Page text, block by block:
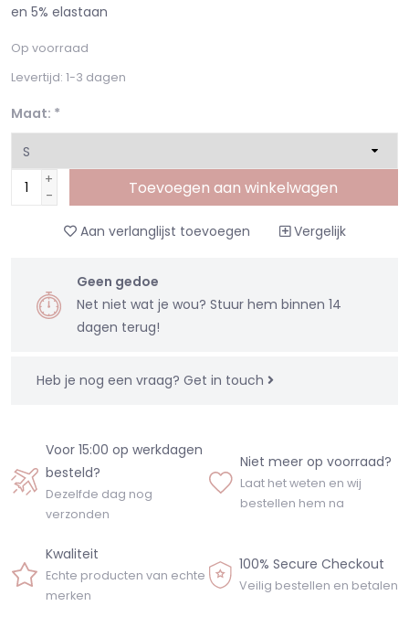
en 5% elastaan
Op voorraad
Levertijd: 1-3 dagen
Maat: *
+
-
Toevoegen aan winkelwagen
Aan verlanglijst toevoegen Vergelijk
Geen gedoe
Net niet wat je wou? Stuur hem binnen 14
dagen terug!
Heb je nog een vraag? Get in touch
Voor 15:00 op werkdagen
besteld?
Dezelfde dag nog
verzonden
Niet meer op voorraad?
Laat het weten en wij
bestellen hem na
Kwaliteit
Echte producten van echte
merken
100% Secure Checkout
Veilig bestellen en betalen